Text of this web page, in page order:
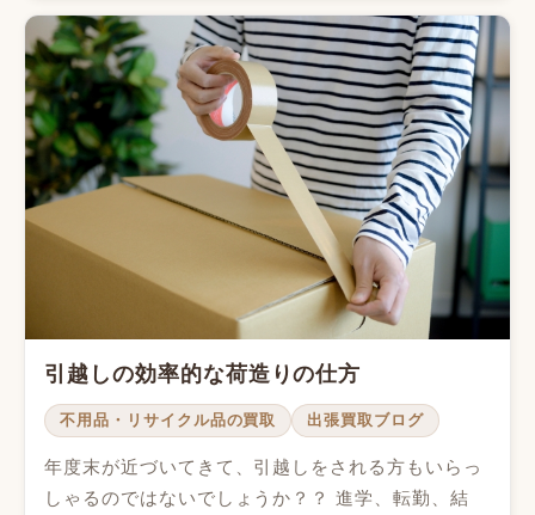
引越しの効率的な荷造りの仕方
不用品・リサイクル品の買取 出張買取ブログ
年度末が近づいてきて、引越しをされる方もいらっ
しゃるのではないでしょうか？？ 進学、転勤、結